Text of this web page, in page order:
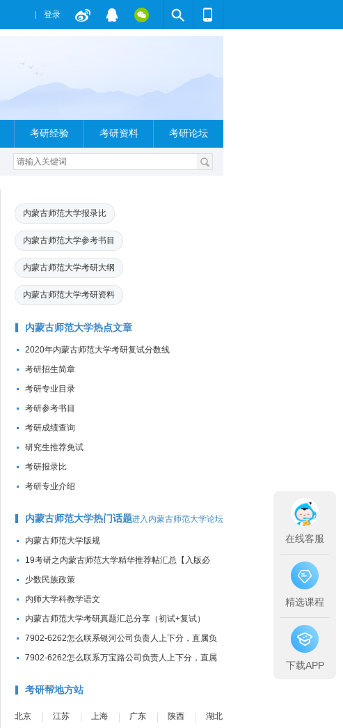
登录
考研经验 考研资料 考研论坛
内蒙古师范大学报录比
内蒙古师范大学参考书目
内蒙古师范大学考研大纲
内蒙古师范大学考研资料
内蒙古师范大学热点文章
2020年内蒙古师范大学考研复试分数线
考研招生简章
考研专业目录
考研参考书目
考研成绩查询
研究生推荐免试
考研报录比
考研专业介绍
内蒙古师范大学热门话题进入内蒙古师范大学论坛
内蒙古师范大学版规
19考研之内蒙古师范大学精华推荐帖汇总【入版必
看】
少数民族政策
内师大学科教学语文
内蒙古师范大学考研真题汇总分享（初试+复试）
7902-6262怎么联系银河公司负责人上下分，直属负
责人上下分
7902-6262怎么联系万宝路公司负责人上下分，直属
考研帮地方站
北京 江苏 上海 广东 陕西 湖北
在线客服
精选课程
下载APP